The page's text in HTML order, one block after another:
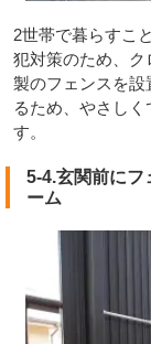
2世帯で暮らすこ
犯対策のため、
製のフェンスを
るため、やさし
す。
5-4.玄関前にフ
ーム